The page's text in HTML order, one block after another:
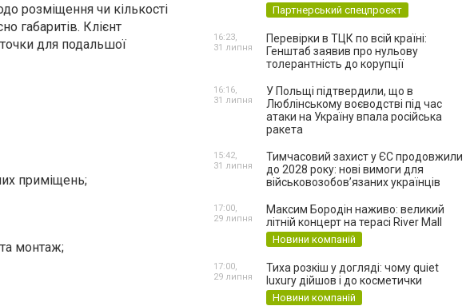
розміщення чи кількості
габаритів. Клієнт
для подальшої
приміщень;
монтаж;
Партнерський спецпроєкт
Перевірки в ТЦК по всій країні:
Генштаб заявив про нульову
толерантність до корупції
16:23,
31 липня
У Польщі підтвердили, що в
Люблінському воєводстві під час
атаки на Україну впала російська
ракета
16:16,
31 липня
Тимчасовий захист у ЄС продовжили
до 2028 року: нові вимоги для
військовозобов’язаних українців
15:42,
31 липня
Максим Бородін наживо: великий
літній концерт на терасі River Mall
Новини компаній
17:00,
29 липня
Тиха розкіш у догляді: чому quiet
luxury дійшов і до косметички
Новини компаній
17:00,
29 липня